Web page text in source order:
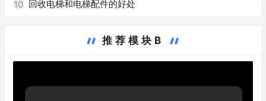
10 回收电梯和电梯配件的好处
推荐模块B